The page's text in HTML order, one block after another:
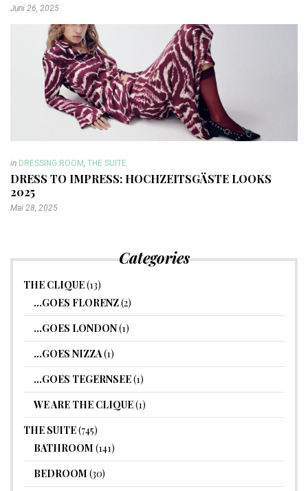
Juni 26, 2025
in DRESSING ROOM THE SUITE
DRESS TO IMPRESS: HOCHZEITSGÄSTE LOOKS
2025
Mai 28, 2025
Categories
THE CLIQUE(13)
…GOES FLORENZ(2)
…GOES LONDON(1)
…GOES NIZZA(1)
…GOES TEGERNSEE(1)
WE ARE THE CLIQUE(1)
THE SUITE(745)
BATHROOM (141)
BEDROOM (30)